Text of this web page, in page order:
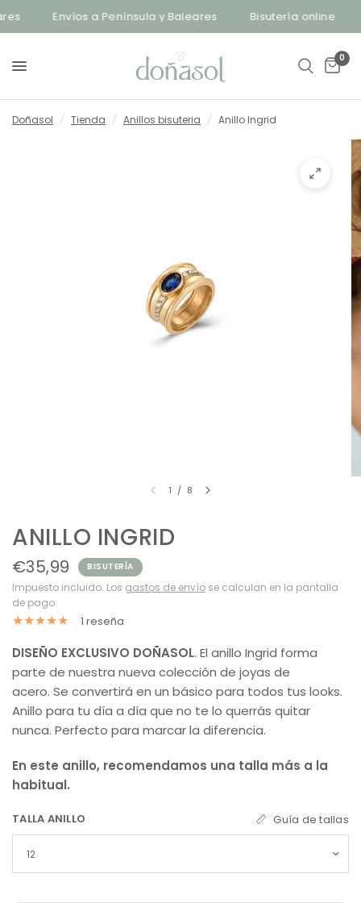
Envíos a Península y Baleares Bisutería online
0
Doñasol / Tienda / Anillos bisuteria / Anillo Ingrid
1 / 8
ANILLO INGRID
€35,99 BISUTERÍA
Impuesto incluido. Los gastos de envío se calculan en la pantalla
de pago.
1 reseña
DISEÑO EXCLUSIVO DOÑASOL. El anillo Ingrid forma
parte de nuestra nueva colección de joyas de
acero.Se convertirá en un básico para todos tus looks.
Anillo para tu día a día que no te lo querrás quitar
nunca. Perfecto para marcar la diferencia.
En este anillo, recomendamos una talla más a la
habitual.
TALLA ANILLO Guía de tallas